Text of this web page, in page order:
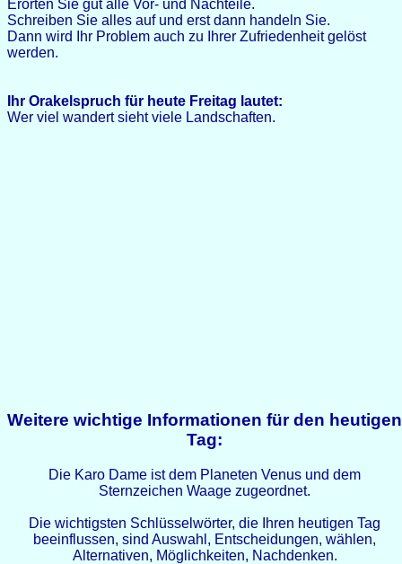
Erörten Sie gut alle Vor- und Nachteile.
Schreiben Sie alles auf und erst dann handeln Sie.
Dann wird Ihr Problem auch zu Ihrer Zufriedenheit gelöst
werden.
Ihr Orakelspruch für heute Freitag lautet:
Wer viel wandert sieht viele Landschaften.
Weitere wichtige Informationen für den heutigen
Tag:
Die Karo Dame ist dem Planeten Venus und dem
Sternzeichen Waage zugeordnet.
Die wichtigsten Schlüsselwörter, die Ihren heutigen Tag
beeinflussen, sind Auswahl, Entscheidungen, wählen,
Alternativen, Möglichkeiten, Nachdenken.